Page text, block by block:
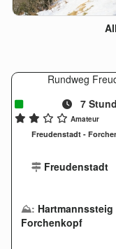
Rundweg
7
Amateur
Freudenstadt -
Freudenstadt
⛰: Hartmannssteig
Forchenkopf